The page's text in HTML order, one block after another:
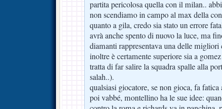
partita pericolosa quella con il milan..
non scendiamo in campo al max della
quanto a gila, credo sia stato un errore
avrà anche spento di nuovo la luce, ma
diamanti rappresentava una delle
inoltre è certamente superiore sia a
tratta di far salire la squadra spalle alla
salah..).
qualsiasi giocatore, se non gioca, fa
poi vabbé, montellino ha le sue idee: